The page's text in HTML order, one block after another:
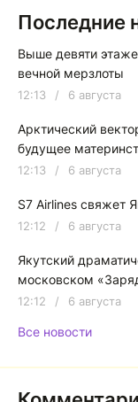
Последние
Выше девяти
вечной мерзлоты
12:13 / 6 августа
Арктический
будущее
12:13 / 6 августа
S7 Airlines свяжет
12:12 / 6 августа
Якутский
московском
12:12 / 6 августа
Все новости